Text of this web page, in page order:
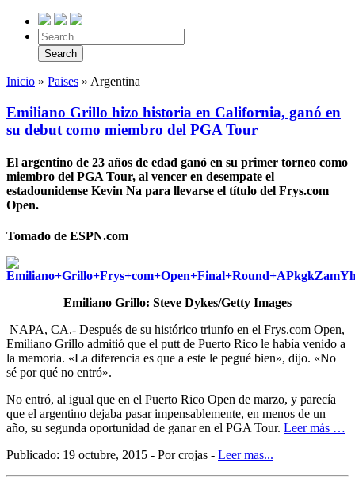
Inicio » Paises » Argentina
Emiliano Grillo hizo historia en California, ganó en
su debut como miembro del PGA Tour
El argentino de 23 años de edad ganó en su primer torneo como
miembro del PGA Tour, al vencer en desempate el
estadounidense Kevin Na para llevarse el título del Frys.com
Open.
Tomado de ESPN.com
Emiliano Grillo: Steve Dykes/Getty Images
NAPA, CA.- Después de su histórico triunfo en el Frys.com Open,
Emiliano Grillo admitió que el putt de Puerto Rico le había venido a
la memoria. «La diferencia es que a este le pegué bien», dijo. «No
sé por qué no entró».
No entró, al igual que en el Puerto Rico Open de marzo, y parecía
que el argentino dejaba pasar impensablemente, en menos de un
año, su segunda oportunidad de ganar en el PGA Tour. Leer más …
Publicado: 19 octubre, 2015 - Por crojas - Leer mas...